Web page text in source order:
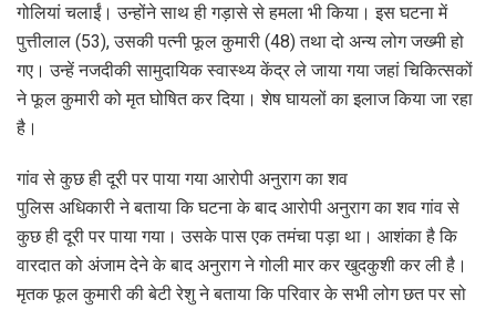
गोलियां चलाईं। उन्होंने साथ ही गड़ासे से हमला भी किया। इस घटना में
पुत्तीलाल (53), उसकी पत्नी फूल कुमारी (48) तथा दो अन्य लोग जख्मी हो
गए। उन्हें नजदीकी सामुदायिक स्वास्थ्य केंद्र ले जाया गया जहां चिकित्सकों
ने फूल कुमारी को मृत घोषित कर दिया। शेष घायलों का इलाज किया जा रहा
है।
गांव से कुछ ही दूरी पर पाया गया आरोपी अनुराग का शव
पुलिस अधिकारी ने बताया कि घटना के बाद आरोपी अनुराग का शव गांव से
कुछ ही दूरी पर पाया गया। उसके पास एक तमंचा पड़ा था। आशंका है कि
वारदात को अंजाम देने के बाद अनुराग ने गोली मार कर खुदकुशी कर ली है।
मृतक फूल कुमारी की बेटी रेशु ने बताया कि परिवार के सभी लोग छत पर सो